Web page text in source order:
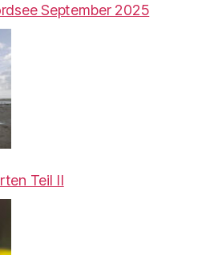
September 2025
Teil II